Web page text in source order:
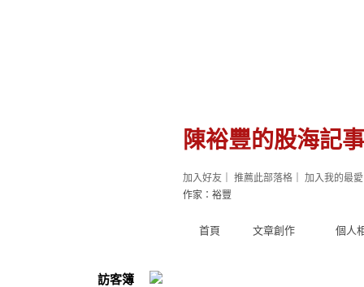
陳裕豐的股海記事
首頁 文章創作 個人
加入好友 推薦此部落格 加入我的最愛
作家：裕豐
訪客簿